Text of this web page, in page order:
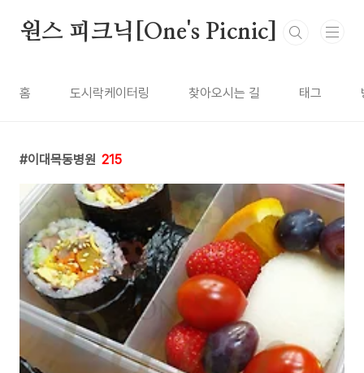
원스 피크닉[One's Picnic]
홈 도시락케이터링 찾아오시는 길 태그
이대목동병원 215